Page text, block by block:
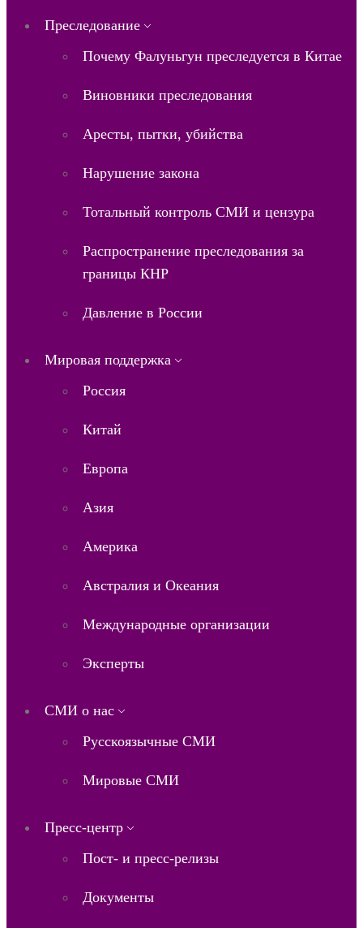
Преследование
Почему Фалуньгун преследуется в Китае
Виновники преследования
Аресты, пытки, убийства
Нарушение закона
Тотальный контроль СМИ и цензура
Распространение преследования за
границы КНР
Давление в России
Мировая поддержка
Россия
Китай
Европа
Азия
Америка
Австралия и Океания
Международные организации
Эксперты
СМИ о нас
Русскоязычные СМИ
Мировые СМИ
Пресс-центр
Пост- и пресс-релизы
Документы